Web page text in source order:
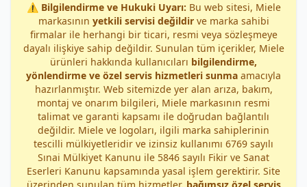
⚠️ Bilgilendirme ve Hukuki Uyarı: Bu web sitesi, Miele
markasının yetkili servisi değildirve marka sahibi
firmalar ile herhangi bir ticari, resmi veya sözleşmeye
dayalı ilişkiye sahip değildir. Sunulan tüm içerikler, Miele
ürünleri hakkında kullanıcıları bilgilendirme,
yönlendirme ve özel servis hizmetleri sunma amacıyla
hazırlanmıştır. Web sitemizde yer alan arıza, bakım,
montaj ve onarım bilgileri, Miele markasının resmi
talimat ve garanti kapsamı ile doğrudan bağlantılı
değildir. Miele ve logoları, ilgili marka sahiplerinin
tescilli mülkiyetleridir ve izinsiz kullanımı 6769 sayılı
Sınai Mülkiyet Kanunu ile 5846 sayılı Fikir ve Sanat
Eserleri Kanunu kapsamında yasal işlem gerektirir. Site